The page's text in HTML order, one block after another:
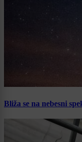
Bliža se na nebesni